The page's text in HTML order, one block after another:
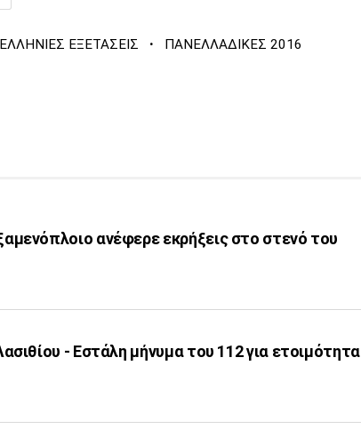
ΕΞΕΤΑΣΕΙΣ · ΠΑΝΕΛΛΑΔΙΚΕΣ 2016
ανέφερε εκρήξεις στο στενό του
- Εστάλη μήνυμα του 112 για ετοιμότητα